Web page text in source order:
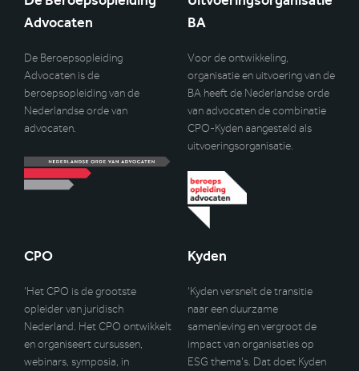
Advocaten
De Beroepsopleiding
Advocaten is de
beroepsopleiding van de
Nederlandse orde van
advocaten.
BA
Voor de ontwikkeling,
organisatie en uitvoering van de
BA heeft de Nederlandse orde
van advocaten de combinatie
CPO-Kyden aangesteld als
uitvoeringsorganisatie.
CPO
‘Het CPO is de grootste
opleider van juridisch
Nederland. Het CPO ontwikkelt
en organiseert cursussen,
webinars, symposia, in
Kyden
‘Kyden versnelt de transitie
naar een duurzame
samenleving en vergroot de
impact van organisaties op
ESG thema’s. Dat doet Kyden